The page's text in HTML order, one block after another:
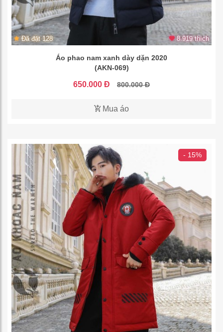
Đã đặt 128 8.919 thích
Áo phao nam xanh dày dặn 2020
(AKN-069)
650.000 Đ 800.000 Đ
Mua áo
- 15%